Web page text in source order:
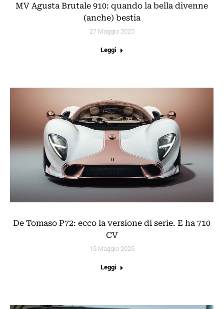
MV Agusta Brutale 910: quando la bella divenne
(anche) bestia
27 Maggio 2025
Leggi
De Tomaso P72: ecco la versione di serie. E ha 710
CV
15 Maggio 2025
Leggi